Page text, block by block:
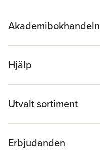
Akademibokhandeln
Hjälp
Utvalt sortiment
Erbjudanden